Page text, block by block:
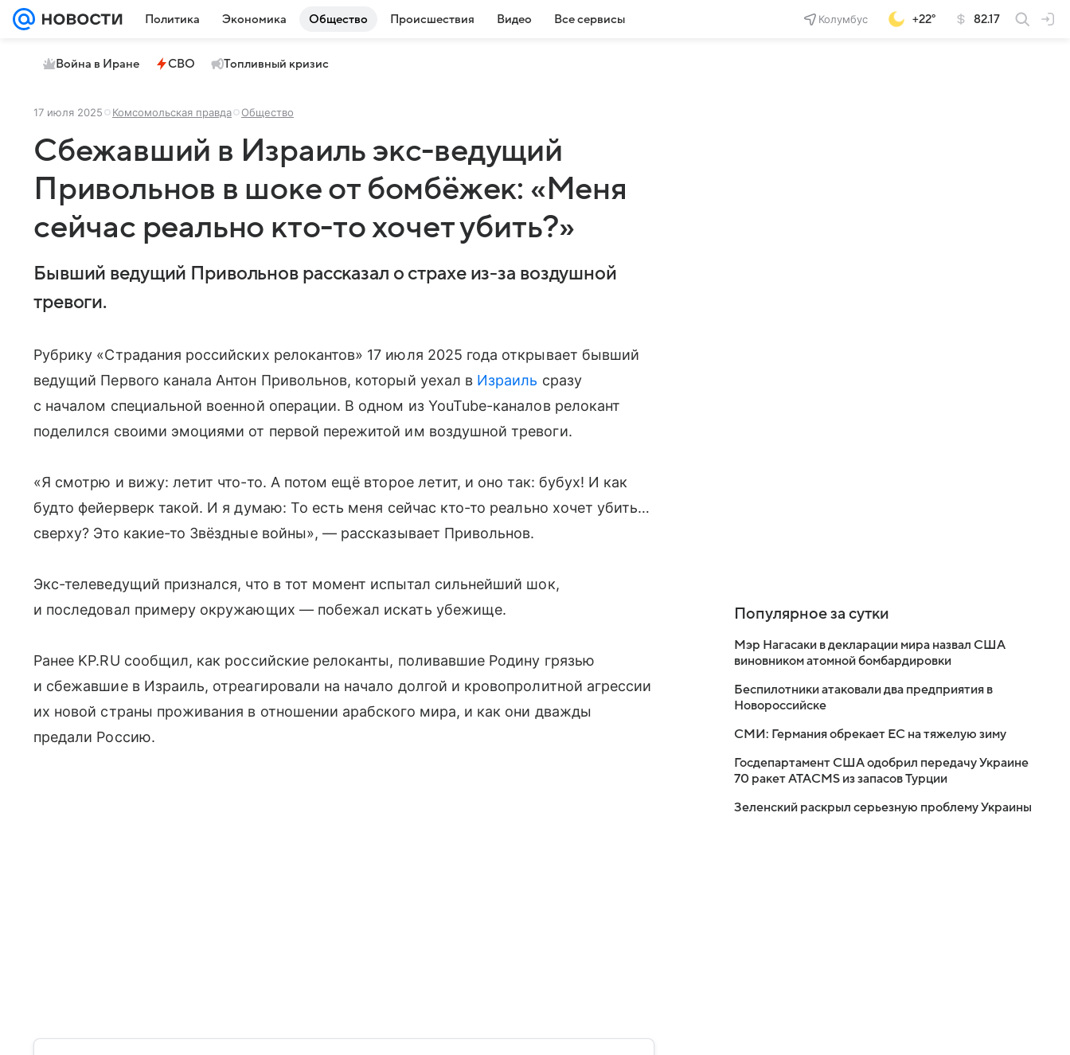
Политика Экономика Общество Происшествия Видео Все сервисы Колумбус +22° 82.17
Война в Иране СВО Топливный кризис
17 июля 2025 Комсомольская правда Общество
Сбежавший в Израиль экс-ведущий
Привольнов в шоке от бомбёжек: «Меня
сейчас реально кто-то хочет убить?»
Бывший ведущий Привольнов рассказал о страхе из-за воздушной
тревоги.
Рубрику «Страдания российских релокантов» 17 июля 2025 года открывает бывший
ведущий Первого канала Антон Привольнов, который уехал в Израиль сразу
с началом специальной военной операции. В одном из YouTube-каналов релокант
поделился своими эмоциями от первой пережитой им воздушной тревоги.
«Я смотрю и вижу: летит что-то. А потом ещё второе летит, и оно так: бубух! И как
будто фейерверк такой. И я думаю: То есть меня сейчас кто-то реально хочет убить…
сверху? Это какие-то Звёздные войны», — рассказывает Привольнов.
Экс-телеведущий признался, что в тот момент испытал сильнейший шок,
и последовал примеру окружающих — побежал искать убежище.
Ранее KP.RU сообщил, как российские релоканты, поливавшие Родину грязью
и сбежавшие в Израиль, отреагировали на начало долгой и кровопролитной агрессии
их новой страны проживания в отношении арабского мира, и как они дважды
предали Россию.
Популярное за сутки
Мэр Нагасаки в декларации мира назвал США
виновником атомной бомбардировки
Беспилотники атаковали два предприятия в
Новороссийске
СМИ: Германия обрекает ЕС на тяжелую зиму
Госдепартамент США одобрил передачу Украине
70 ракет ATACMS из запасов Турции
Зеленский раскрыл серьезную проблему Украины